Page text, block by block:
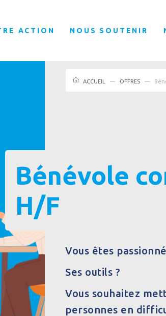
ACTION NOUS SOUTENIR
ACCUEIL OFFRES
Bénévole
H/F
Vous êtes
Ses outils ?
Vous souhaitez
personnes en